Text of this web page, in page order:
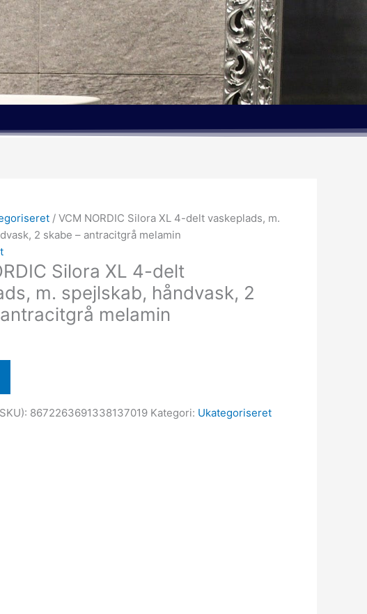
/ VCM NORDIC Silora XL 4-delt vaskeplads, m.
2 skabe – antracitgrå melamin
Silora XL 4-delt
m. spejlskab, håndvask, 2
melamin
8672263691338137019 Kategori: Ukategoriseret